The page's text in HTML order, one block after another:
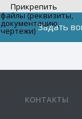
Прикрепить
файлы (реквизиты,
документацию,
чертежи)
КОНТАКТЫ